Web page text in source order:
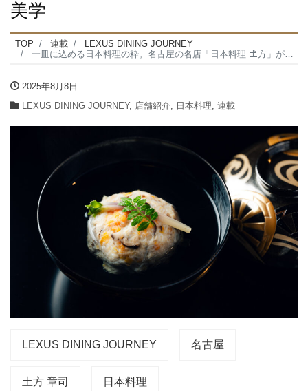
美学
TOP 連載
LEXUS DINING JOURNEY
一皿に込める日本料理の粋。名古屋の名店「日本料理 𡈽方」が魅せる美学
2025年8月8日
LEXUS DINING JOURNEY, 店舗紹介, 日本料理, 連載
LEXUS DINING JOURNEY 名古屋
土方 章司 日本料理